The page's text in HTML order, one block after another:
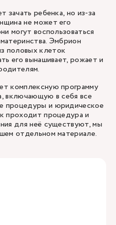
зачать ребенка, но из-за
не может его
могут воспользоваться
Эмбрион
половых клеток
его вынашивает, рожает и
комплексную программу
включающую в себя все
процедуры и юридическое
проходит процедура и
для неё существуют, мы
отдельном материале.